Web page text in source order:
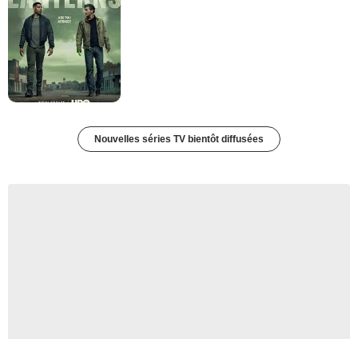
Nouvelles séries TV bientôt diffusées